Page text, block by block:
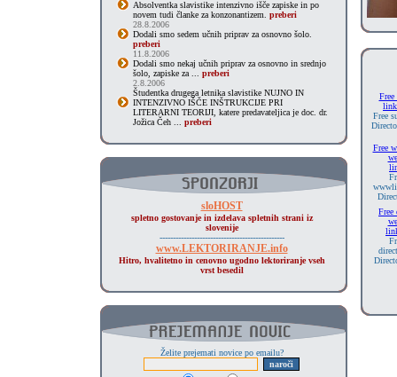
Absolventka slavistike intenzivno išče zapiske in po
novem tudi članke za konzonantizem. preberi
28.8.2006
Dodali smo sedem učnih priprav za osnovno šolo.
preberi
11.8.2006
Dodali smo nekaj učnih priprav za osnovno in srednjo
šolo, zapiske za ... preberi
2.8.2006
Študentka drugega letnika slavistike NUJNO IN
INTENZIVNO IŠČE INŠTRUKCIJE PRI
LITERARNI TEORIJI, katere predavateljica je doc. dr.
Jožica Čeh ... preberi
sloHOST
spletno gostovanje in izdelava spletnih strani iz
slovenije
-----------------------------------------------
www.LEKTORIRANJE.info
Hitro, hvalitetno in cenovno ugodno lektoriranje vseh
vrst besedil
Želite prejemati novice po emailu?
Free
Free
Free